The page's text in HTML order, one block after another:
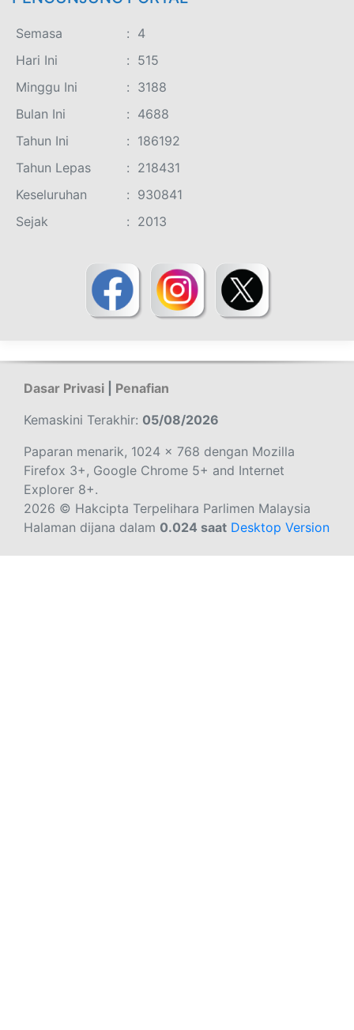
Semasa : 4
Hari Ini
: 515
Minggu Ini
: 3188
Bulan Ini
: 4688
Tahun Ini
: 186192
Tahun Lepas
: 218431
Keseluruhan
: 930841
Sejak
: 2013
Dasar Privasi
Penafian
Kemaskini Terakhir: 05/08/2026
Paparan menarik, 1024 x 768 dengan Mozilla
Firefox 3+, Google Chrome 5+ and Internet
Explorer 8+.
2026 © Hakcipta Terpelihara Parlimen Malaysia
Halaman dijana dalam 0.024 saat Desktop Version